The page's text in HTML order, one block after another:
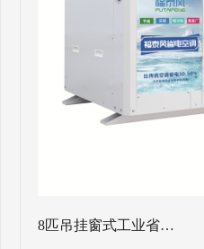
8匹吊挂窗式工业省…